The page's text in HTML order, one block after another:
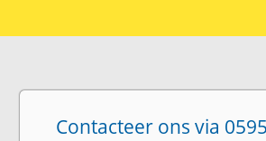
Contacteer ons via